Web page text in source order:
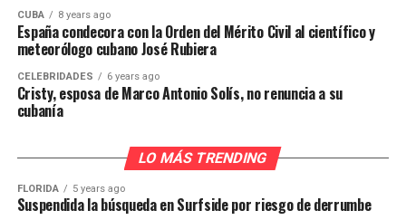
CUBA 8 years ago
España condecora con la Orden del Mérito Civil al científico y
meteorólogo cubano José Rubiera
CELEBRIDADES 6 years ago
Cristy, esposa de Marco Antonio Solís, no renuncia a su
cubanía
LO MÁS TRENDING
FLORIDA 5 years ago
Suspendida la búsqueda en Surfside por riesgo de derrumbe